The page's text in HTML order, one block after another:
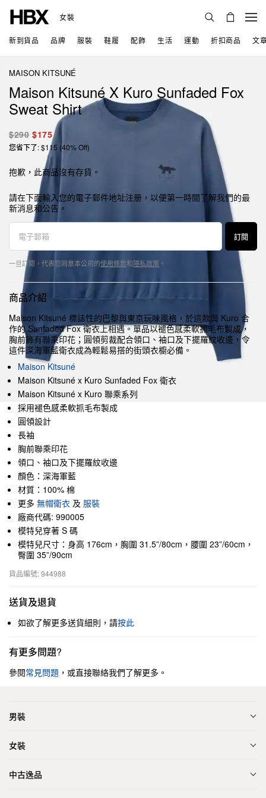
女裝
新到貨品 品牌 服裝 鞋履 配飾 生活 運動 折扣商品 文
MAISON KITSUNÉ
Maison Kitsuné X Kuro Sunfaded Fox
Sweat Shirt
$290 $175
您省下了: $115 (40% Off)
抱歉，此商品沒有存貨。
請在下面輸入您的電子郵件地址注册，以便第一時間了解我們的最
新消息和公告。
訂閱
一旦訂閱，代表您同意本公司的使用條款和隱私政策 。
商品介紹
Maison Kitsuné 標誌性的巴黎與東京玩味風格，於這款與 Kuro 合
作的 Sunfaded Fox 衛衣上相遇。單品以褪色感柔軟抓毛布製成，
胸前飾有聯乘印花；圓領剪裁配合領口、袖口及下擺羅紋收邊，令
這件深海軍藍衛衣成為輕鬆易搭的街頭衣櫥必備。
Maison Kitsuné
Maison Kitsuné x Kuro Sunfaded Fox 衛衣
Maison Kitsuné x Kuro 聯乘系列
採用褪色感柔軟抓毛布製成
圓領設計
長袖
胸前聯乘印花
領口、袖口及下擺羅紋收邊
顏色：深海軍藍
材質：100% 棉
更多 無帽衛衣 及 服裝
廠商代碼: 990005
模特兒穿著 S 碼
模特兒尺寸：身高 176cm，胸圍 31.5”/80cm，腰圍 23”/60cm，
臀圍 35”/90cm
貨品編號: 944988
送貨及退貨
如欲了解更多送貨細則，請按此
有更多問題?
參閱常見問題 ，或直接聯絡我們了解更多。
男裝
女裝
中古逸品